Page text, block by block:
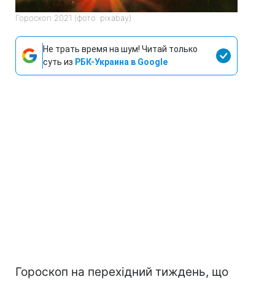
Гороскоп 2021 (фото: pixabay)
Не трать время на шум! Читай только
суть из РБК-Украина в Google
Гороскоп на перехідний тиждень, що